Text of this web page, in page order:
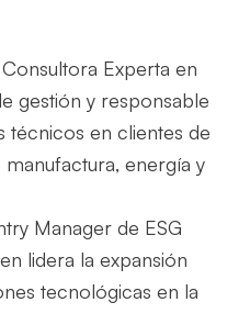
Consultora Experta en
gestión y responsable
técnicos en clientes de
energía y
Manager de ESG
lidera la expansión
tecnológicas en la